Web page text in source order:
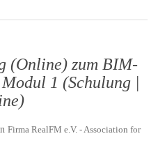
(Online) zum BIM-
1 (Schulung |
Firma RealFM e.V. - Association for